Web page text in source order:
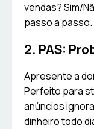
vendas? Sim/
passo a passo.
2. PAS:
Apresente a
Perfeito para
anúncios
dinheiro todo